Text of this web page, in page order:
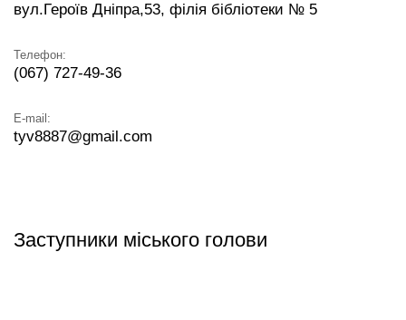
вул.Героїв Дніпра,53, філія бібліотеки № 5
Телефон:
(067) 727-49-36
E-mail:
tyv8887@gmail.com
Заступники міського голови